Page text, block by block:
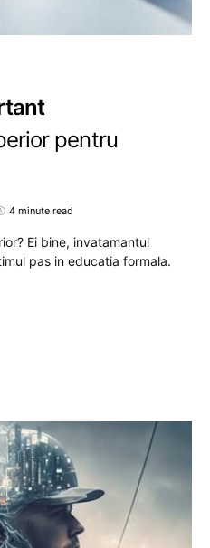
pentru
4 minute read
Ei bine, invatamantul
pas in educatia formala.